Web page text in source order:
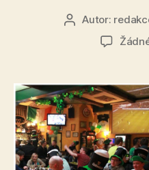
Autor
příspěvku
Autor: